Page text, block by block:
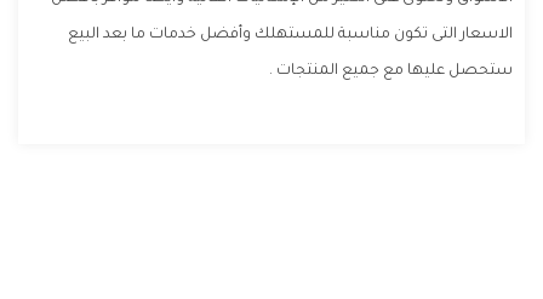
الاسعار التى تكون مناسبة للمستهلك وأفضل خدمات ما بعد البيع
ستحصل عليها مع جميع المنتجات .